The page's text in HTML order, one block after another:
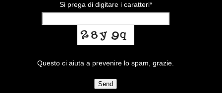
Si prega di digitare i caratteri*
Questo ci aiuta a prevenire lo spam, grazie.
Send